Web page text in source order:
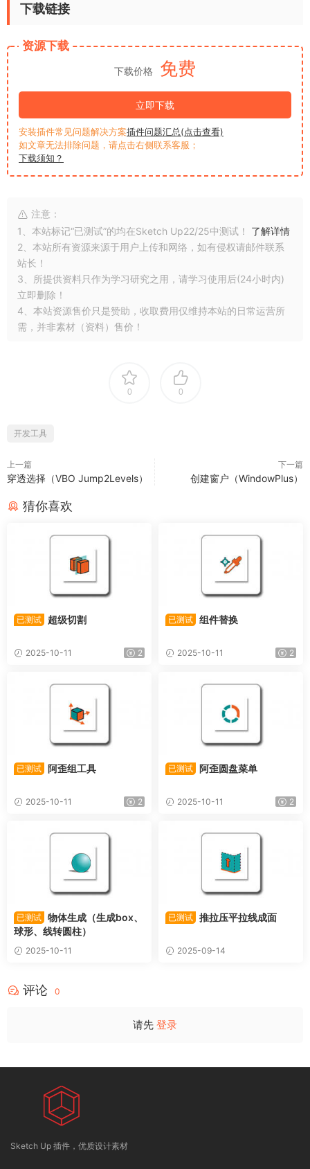
下载链接
资源下载
下载价格 免费
立即下载
安装插件常见问题解决方案插件问题汇总(点击查看)
如文章无法排除问题，请点击右侧联系客服；
下载须知？
注意：
1、本站标记“已测试”的均在Sketch Up22/25中测试！ 了解详情
2、本站所有资源来源于用户上传和网络，如有侵权请邮件联系
站长！
3、所提供资料只作为学习研究之用，请学习使用后(24小时内)
立即删除！
4、本站资源售价只是赞助，收取费用仅维持本站的日常运营所
需，并非素材（资料）售价！
0 0
开发工具
上一篇
穿透选择（VBO Jump2Levels）
下一篇
创建窗户（WindowPlus）
猜你喜欢
已测试 超级切割
2025-10-11 2
已测试 组件替换
2025-10-11 2
已测试 阿歪组工具
2025-10-11 2
已测试 阿歪圆盘菜单
2025-10-11 2
已测试 物体生成（生成box、
球形、线转圆柱）
2025-10-11
已测试 推拉压平拉线成面
2025-09-14
评论 0
请先 登录
Sketch Up 插件，优质设计素材